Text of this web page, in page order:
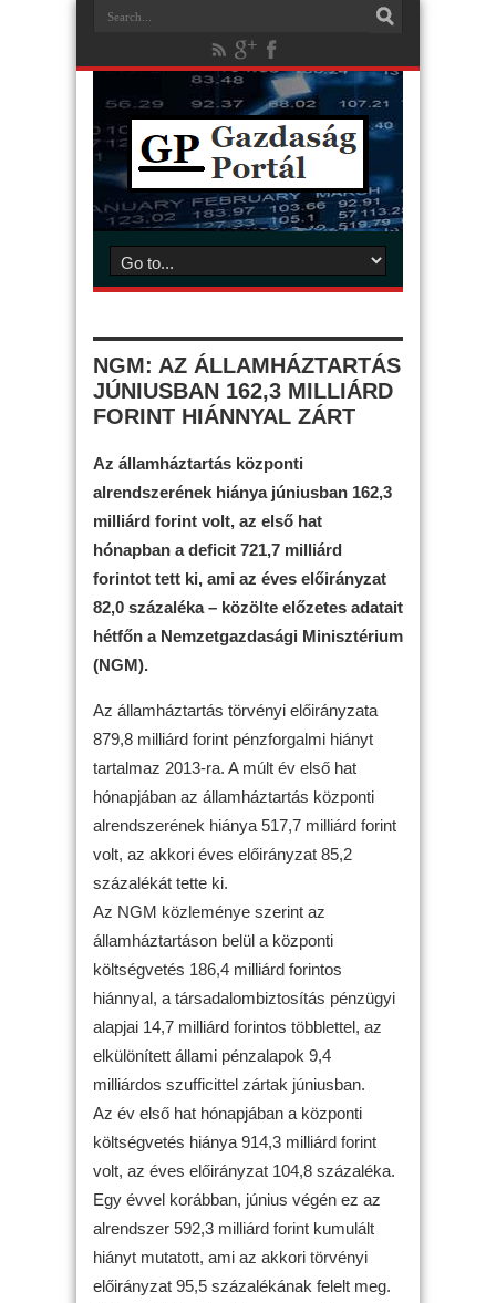
NGM: AZ ÁLLAMHÁZTARTÁS
JÚNIUSBAN 162,3 MILLIÁRD
FORINT HIÁNNYAL ZÁRT
Az államháztartás központi
alrendszerének hiánya júniusban 162,3
milliárd forint volt, az első hat
hónapban a deficit 721,7 milliárd
forintot tett ki, ami az éves előirányzat
82,0 százaléka – közölte előzetes adatait
hétfőn a Nemzetgazdasági Minisztérium
(NGM).
Az államháztartás törvényi előirányzata
879,8 milliárd forint pénzforgalmi hiányt
tartalmaz 2013-ra. A múlt év első hat
hónapjában az államháztartás központi
alrendszerének hiánya 517,7 milliárd forint
volt, az akkori éves előirányzat 85,2
százalékát tette ki.
Az NGM közleménye szerint az
államháztartáson belül a központi
költségvetés 186,4 milliárd forintos
hiánnyal, a társadalombiztosítás pénzügyi
alapjai 14,7 milliárd forintos többlettel, az
elkülönített állami pénzalapok 9,4
milliárdos szufficittel zártak júniusban.
Az év első hat hónapjában a központi
költségvetés hiánya 914,3 milliárd forint
volt, az éves előirányzat 104,8 százaléka.
Egy évvel korábban, június végén ez az
alrendszer 592,3 milliárd forint kumulált
hiányt mutatott, ami az akkori törvényi
előirányzat 95,5 százalékának felelt meg.